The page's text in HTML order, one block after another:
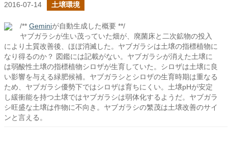
2016-07-14 土壌環境
/** Geminiが自動生成した概要 **/
ヤブガラシが生い茂っていた畑が、廃菌床と二次鉱物の投入
により土質改善後、ほぼ消滅した。ヤブガラシは土壌の指標植物に
なり得るのか？ 図鑑には記載がない。ヤブガラシが消えた土壌に
は弱酸性土壌の指標植物シロザが生育していた。シロザは土壌に良
い影響を与える緑肥候補。ヤブガラシとシロザの生育時期は重なる
ため、ヤブガラシ優勢下ではシロザは育ちにくい。土壌pHが安定
し緩衝能を持つ土壌ではヤブガラシは弱体化するようだ。ヤブガラ
シ旺盛な土壌は作物に不向き。ヤブガラシの繁茂は土壌改善のサイ
ンと言える。